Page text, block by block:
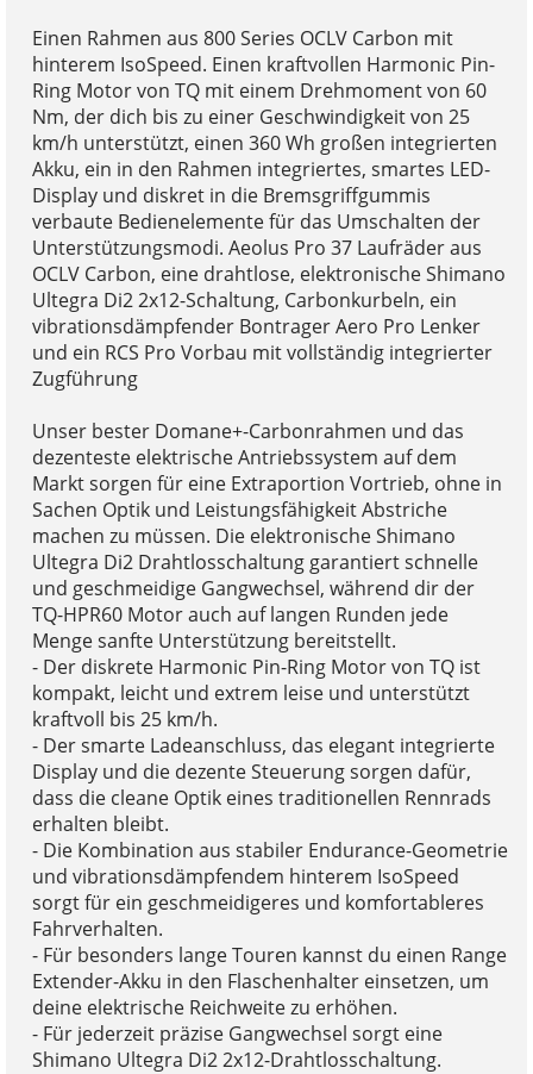
Einen Rahmen aus 800 Series OCLV Carbon mit
hinterem IsoSpeed. Einen kraftvollen Harmonic Pin-
Ring Motor von TQ mit einem Drehmoment von 60
Nm, der dich bis zu einer Geschwindigkeit von 25
km/h unterstützt, einen 360 Wh großen integrierten
Akku, ein in den Rahmen integriertes, smartes LED-
Display und diskret in die Bremsgriffgummis
verbaute Bedienelemente für das Umschalten der
Unterstützungsmodi. Aeolus Pro 37 Laufräder aus
OCLV Carbon, eine drahtlose, elektronische Shimano
Ultegra Di2 2x12-Schaltung, Carbonkurbeln, ein
vibrationsdämpfender Bontrager Aero Pro Lenker
und ein RCS Pro Vorbau mit vollständig integrierter
Zugführung
Unser bester Domane+-Carbonrahmen und das
dezenteste elektrische Antriebssystem auf dem
Markt sorgen für eine Extraportion Vortrieb, ohne in
Sachen Optik und Leistungsfähigkeit Abstriche
machen zu müssen. Die elektronische Shimano
Ultegra Di2 Drahtlosschaltung garantiert schnelle
und geschmeidige Gangwechsel, während dir der
TQ-HPR60 Motor auch auf langen Runden jede
Menge sanfte Unterstützung bereitstellt.
- Der diskrete Harmonic Pin-Ring Motor von TQ ist
kompakt, leicht und extrem leise und unterstützt
kraftvoll bis 25 km/h.
- Der smarte Ladeanschluss, das elegant integrierte
Display und die dezente Steuerung sorgen dafür,
dass die cleane Optik eines traditionellen Rennrads
erhalten bleibt.
- Die Kombination aus stabiler Endurance-Geometrie
und vibrationsdämpfendem hinterem IsoSpeed
sorgt für ein geschmeidigeres und komfortableres
Fahrverhalten.
- Für besonders lange Touren kannst du einen Range
Extender-Akku in den Flaschenhalter einsetzen, um
deine elektrische Reichweite zu erhöhen.
- Für jederzeit präzise Gangwechsel sorgt eine
Shimano Ultegra Di2 2x12-Drahtlosschaltung.